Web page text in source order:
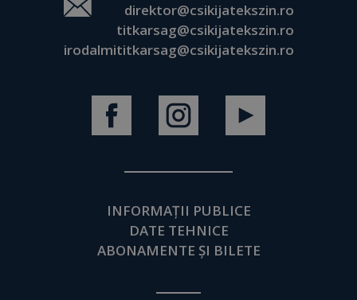
direktor@csikijatekszin.ro
titkarsag@csikijatekszin.ro
irodalmititkarsag@csikijatekszin.ro
INFORMAȚII PUBLICE
DATE TEHNICE
ABONAMENTE ȘI BILETE